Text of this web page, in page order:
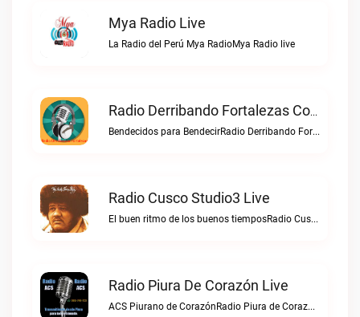
Mya Radio Live
La Radio del Perú Mya RadioMya Radio live
Radio Derribando Fortalezas Con Cristo Live
Bendecidos para BendecirRadio Derribando Fortalezas con Cristo live
Radio Cusco Studio3 Live
El buen ritmo de los buenos tiemposRadio Cusco Studio3 live
Radio Piura De Corazón Live
ACS Piurano de CorazónRadio Piura de Corazón live